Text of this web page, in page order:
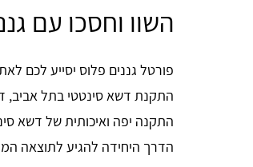
השוו וחסכו עם
פורטל גננים פלוס יסייע לכם
התקנת דשא סינטטי בתל אביב,
התקנה יפה ואיכותית של דשא
הדרך היחידה להגיע לתוצאה